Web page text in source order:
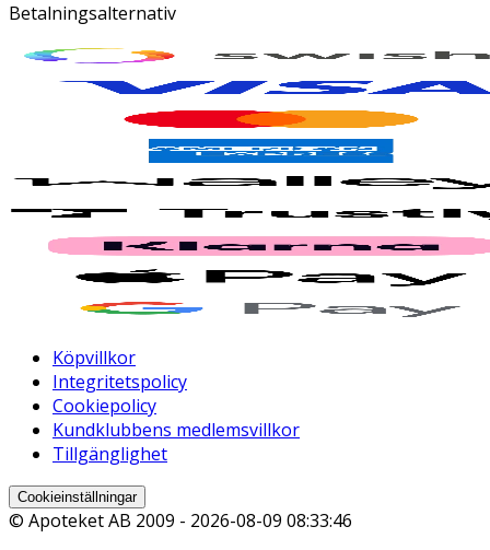
Betalningsalternativ
Köpvillkor
Integritetspolicy
Cookiepolicy
Kundklubbens medlemsvillkor
Tillgänglighet
Cookieinställningar
© Apoteket AB 2009 - 2026-08-09 08:33:46